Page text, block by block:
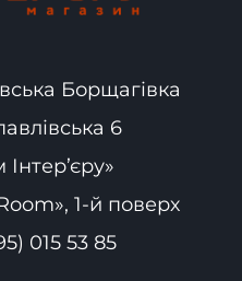
Борщагівка
6
1-й поверх
015 53 85